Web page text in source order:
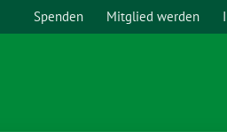
Spenden Mitglied werden